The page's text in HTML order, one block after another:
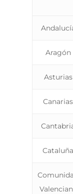
Aragón
Asturias
Canarias
Cataluña